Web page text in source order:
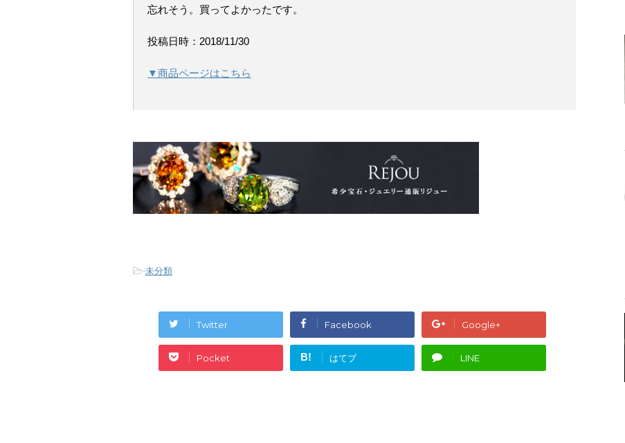
忘れそう。買ってよかったです。
投稿日時：2018/11/30
▼商品ページはこちら
-未分類
Twitter Facebook Google+
Pocket B! はてブ LINE